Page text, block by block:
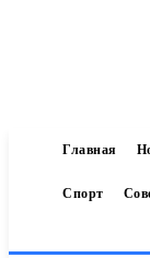
Главная
Спорт